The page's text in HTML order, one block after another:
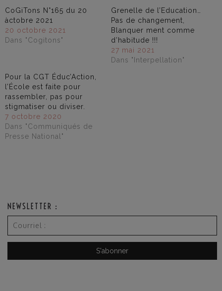
CoGiTons N°165 du 20
àctobre 2021
20 octobre 2021
Dans "Cogitons"
Grenelle de l’Education…
Pas de changement,
Blanquer ment comme
d’habitude !!!
27 mai 2021
Dans "Interpellation"
Pour la CGT Éduc’Action,
l’École est faite pour
rassembler, pas pour
stigmatiser ou diviser.
7 octobre 2020
Dans "Communiqués de
Presse National"
NEWSLETTER :